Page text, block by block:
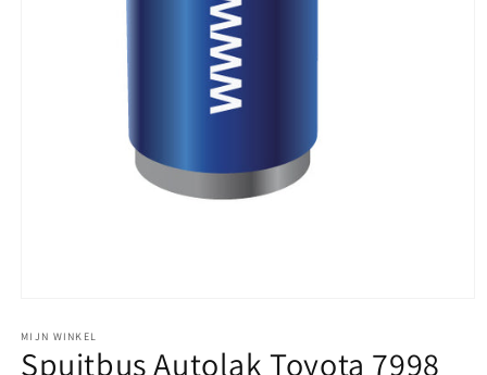
openen
in
modaal
MIJN WINKEL
Spuitbus Autolak Toyota 7998